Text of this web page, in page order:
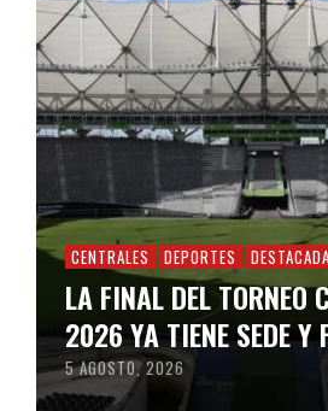
CENTRALES DEPORTES
LA FINAL DEL TORNEO
2026 YA TIENE SEDE Y
5 AGOSTO, 2026